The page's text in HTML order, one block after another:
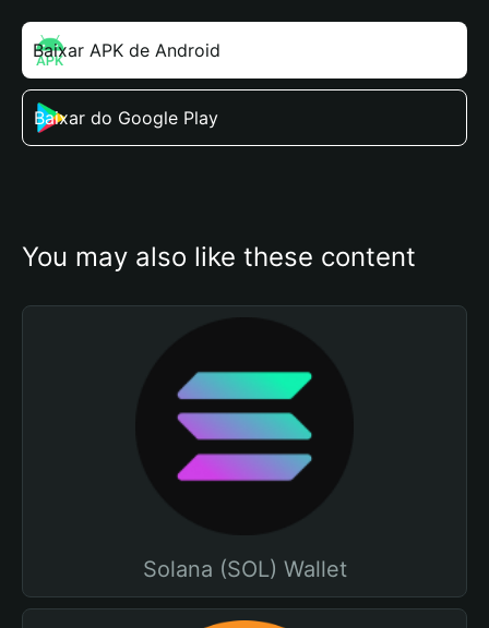
Baixar APK de Android
Baixar do Google Play
You may also like these content
Solana (SOL) Wallet